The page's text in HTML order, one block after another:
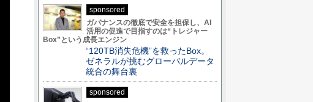
sponsored
ガバナンスの徹底で安全を担保し、AI
活用の促進で目指すのは“トレジャー
Box”という成長エンジン
“120TB消失危機”を救ったBox。
ゼネラルが挑むグローバルデータ
統合の舞台裏
sponsored